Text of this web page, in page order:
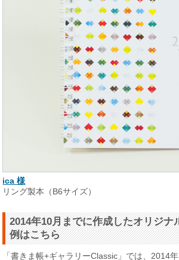
ica 様
リング製本（B6サイズ）
2014年10月までに作成したオリジナ
例はこちら
「書きま帳+ギャラリーClassic」では、2014